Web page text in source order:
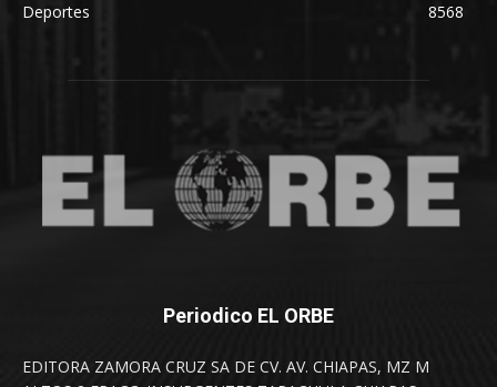
Deportes
8568
Periodico EL ORBE
EDITORA ZAMORA CRUZ SA DE CV. AV. CHIAPAS, MZ M